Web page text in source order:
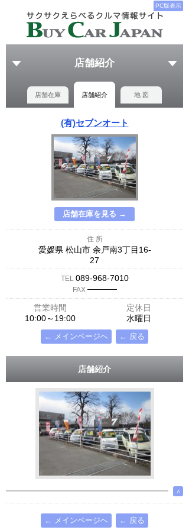
PC版表示
店舗紹介
店舗在庫 店舗紹介 地 図
(有)セブンオート
店舗在庫を見る →
住 所
愛媛県 松山市 余戸南3丁目16-
27
TEL 089-968-7010
FAX ─────
営業時間
定休日
10:00～19:00
水曜日
← メインページへ ← 戻る
店舗紹介
∧
← メインページへ ← 戻る